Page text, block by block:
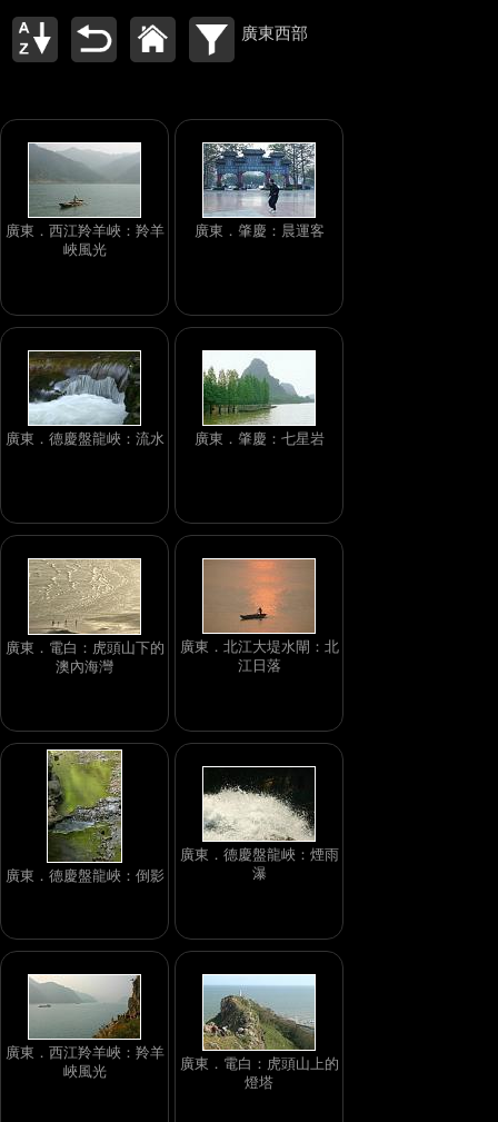
廣東西部
廣東．西江羚羊峽：羚羊
峽風光
廣東．肇慶：晨運客
廣東．德慶盤龍峽：流水 廣東．肇慶：七星岩
廣東．電白：虎頭山下的
澳內海灣
廣東．北江大堤水閘：北
江日落
廣東．德慶盤龍峽：倒影
廣東．德慶盤龍峽：煙雨
瀑
廣東．西江羚羊峽：羚羊
峽風光
廣東．電白：虎頭山上的
燈塔